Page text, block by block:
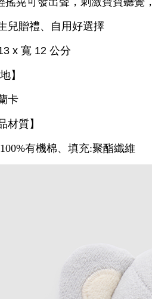
兒贈禮、自用好選擇
x 寬 12 公分
】
卡
材質】
有機棉、填充:聚酯纖維